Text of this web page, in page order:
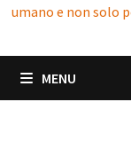
umano e non solo
MENU